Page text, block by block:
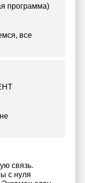
программа)
все
связь.
с нуля